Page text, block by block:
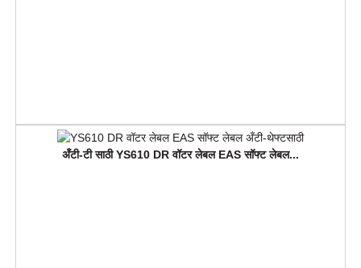
अँटी-टी साठी YS610 DR वॉटर लेबल EAS सॉफ्ट लेबल...